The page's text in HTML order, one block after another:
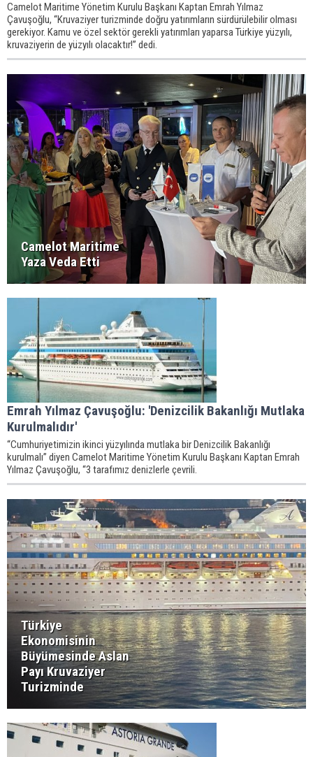
Camelot Maritime Yönetim Kurulu Başkanı Kaptan Emrah Yılmaz
Çavuşoğlu, “Kruvaziyer turizminde doğru yatırımların sürdürülebilir olması
gerekiyor. Kamu ve özel sektör gerekli yatırımları yaparsa Türkiye yüzyılı,
kruvaziyerin de yüzyılı olacaktır!” dedi.
Camelot Maritime
Yaza Veda Etti
Emrah Yılmaz Çavuşoğlu: 'Denizcilik Bakanlığı Mutlaka
Kurulmalıdır'
“Cumhuriyetimizin ikinci yüzyılında mutlaka bir Denizcilik Bakanlığı
kurulmalı” diyen Camelot Maritime Yönetim Kurulu Başkanı Kaptan Emrah
Yılmaz Çavuşoğlu, “3 tarafımız denizlerle çevrili.
Türkiye
Ekonomisinin
Büyümesinde Aslan
Payı Kruvaziyer
Turizminde